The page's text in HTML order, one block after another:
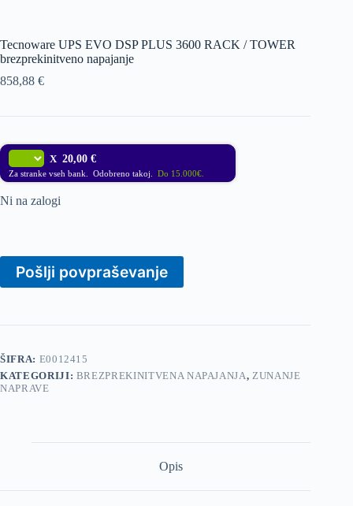
Tecnoware UPS EVO DSP PLUS 3600 RACK / TOWER
brezprekinitveno napajanje
858,88 €
X 20,00 €
Za stranke vseh bank. Odobreno takoj. Do 15.000€.
Ni na zalogi
Pošlji povpraševanje
ŠIFRA: E0012415
KATEGORIJI: BREZPREKINITVENA NAPAJANJA,ZUNANJE
NAPRAVE
Opis